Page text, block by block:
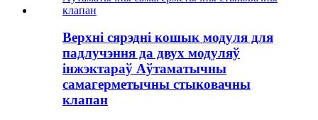
Верхні сярэдні кошык модуля для
падлучэння да двух модуляў
інжэктараў Аўтаматычны
самагерметычны стыковачны
клапан